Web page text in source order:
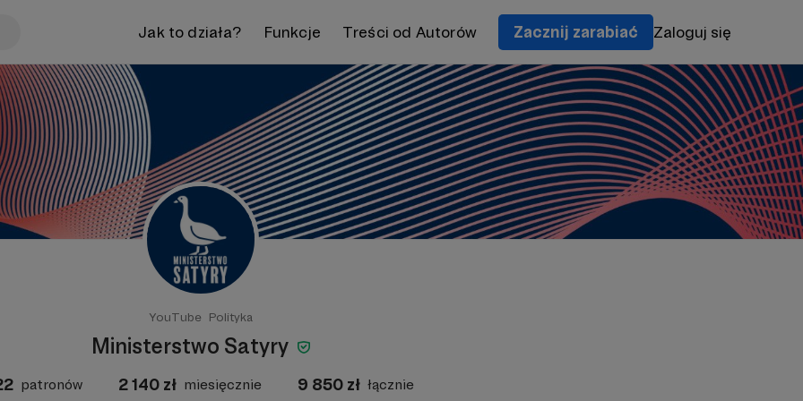
Jak to działa? Funkcje Treści od Autorów Zacznij zarabiać Zaloguj się
YouTube Polityka
Ministerstwo Satyry
patronów 2 140 zł miesięcznie 9 850 zł łącznie